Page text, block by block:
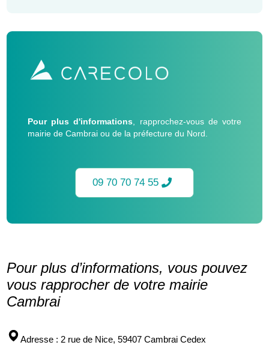
Pour plus d'informations , rapprochez-vous de votre
mairie de Cambrai ou de la préfecture du Nord.
09 70 70 74 55
Pour plus d’informations, vous pouvez
vous rapprocher de votre mairie
Cambrai
Adresse : 2 rue de Nice, 59407 Cambrai Cedex